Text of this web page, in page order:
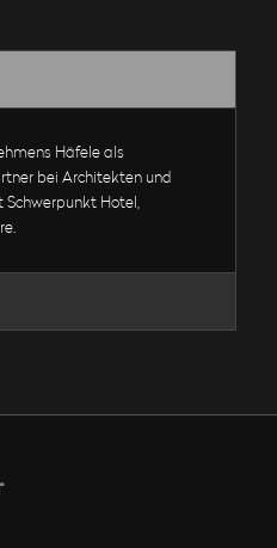
Häfele als
bei Architekten und
Hotel,